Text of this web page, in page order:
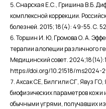
Снарская Е.С., Гришина В.Б.
комплексной коррекции.
болезней. 2015; 18(4): 49-55. С.
Торшин И. Ю, Громова О. А.
терапии алопеции различного
Медицинский совет.
https://doi.org/10.21518/ms2024-
Аксак СЕ, Билгили СГ, Явуз
биофизических параметров
обычными угрями, получавших